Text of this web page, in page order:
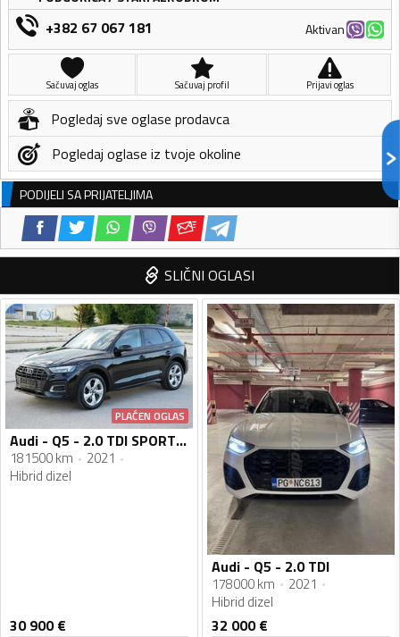
+382 67 067 181 Aktivan
Sačuvaj oglas Sačuvaj profil Prijavi oglas
Pogledaj sve oglase prodavca
Pogledaj oglase iz tvoje okoline
PODIJELI SA PRIJATELJIMA
SLIČNI OGLASI
PLAĆEN OGLAS
Audi - Q5 - 2.0 TDI SPORT QUATTRO 12/2021
181500 km
2021
Hibrid dizel
30 900€
Audi - Q5 - 2.0 TDI
178000 km
2021
Hibrid dizel
32 000€